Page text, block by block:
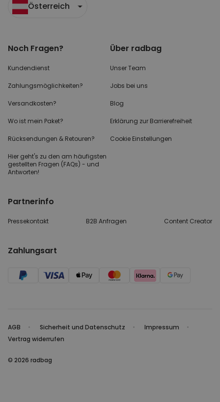
Österreich
Noch Fragen?
Kundendienst
Zahlungsmöglichkeiten?
Versandkosten?
Wo ist mein Paket?
Rücksendungen & Retouren?
Hier geht's zu den am häufigsten
gestellten Fragen (FAQs) - und
Antworten!
Über radbag
Unser Team
Jobs bei uns
Blog
Erklärung zur Barrierefreiheit
Cookie Einstellungen
Partnerinfo
Pressekontakt B2B Anfragen Content Creator
Zahlungsart
AGB Sicherheit und Datenschutz
Impressum
Vertrag widerrufen
© 2026 radbag